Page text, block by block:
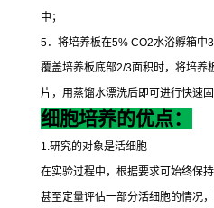
中；
5．将培养板在5% CO2水浴孵箱中
覆盖培养板底部2/3面积时，将培养
片，用蒸馏水漂洗后即可进行快速
细胞培养的优点：
1.研究的对象是活细胞
在实验过程中，根据要求可始终保
甚至定量评估一部分活细胞的情况